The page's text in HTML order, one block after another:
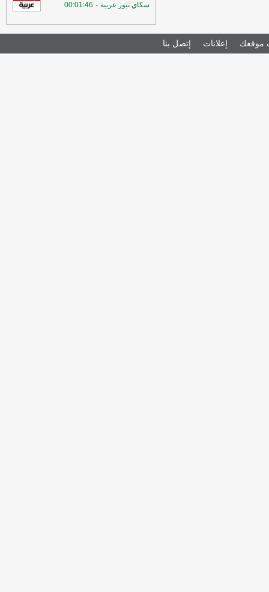
سكاي نيوز عربية -
00:01:46
موقعك إعلانات إتصل بنا